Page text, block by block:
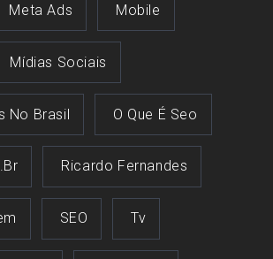
Meta Ads Mobile
Mídias Sociais
No Brasil O Que É Seo
Ricardo Fernandes
SEO Tv